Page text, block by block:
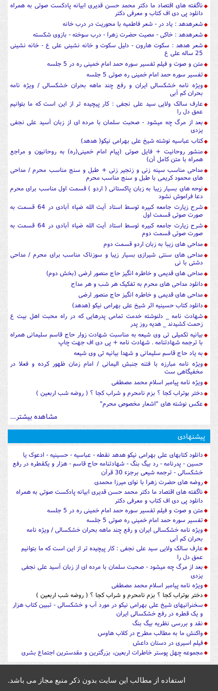
ناگفته های اقتصاد ما دکتر محمد حسن قدیری ابیانه پادکست صوتی به همراه
دانلود پی دی اف کتاب و معرفی دکتر
شعرهدهد : یاد در - شعر فاطمیه با محوریت در درب خانه
شعرهدهد : خاکی - مصیت حضرت زهرا - درب سوخته - بازوی شکسته
شعر هدهد : سکوت هارون - دلیل سکوت و خانه نشینی علی ع - خانه نشینی
25 ساله علی ع
متن و صوت و فیلم تفسیر سوره حمد امام خمینی ره در 5 جلسه
تفسیر سوره حمد امام خمینی ره صوتی 5 جلسه
ویژه نامه خشکسالی ایران و رفع چند ماهه بحران خشکسالی / ویژه نامه
بحران کم آبی
عارف سالک ولایی سید علی نجفی : کار پیچیده تر از این است که ما بتوانیم
عمق دل را
بعد از مرگ چه میشود - صحبت سلمان با مرده ای از زبان آسید علی نجفی
یزدی
کتاب عباسیه نوشته شیخ علی بهرامی نیکو( هدهد)
منشور روحانیت + فایل صوتی (پیام امام خمینی(ره) به روحانیون و مراجع
همراه با متن کامل آن)
مداحی مناسب سینه زنی و زنجیر زنی + طبل و سنج مناسب محرم / مداحی
های محمود کریمی با طبل و سنج مناسب محرم
نوحه های بسیار زیبا به زبان پاکستانی ( اردو ) قسمت اول مناسب برای محرم
دعا فراموش نشود
شرح زیارت جامعه کبیره توسط استاد آیت الله ضیاء آبادی در 64 قسمت به
صورت صوتی قسمت اول
شرح زیارت جامعه کبیره توسط استاد آیت الله ضیاء آبادی در 64 قسمت به
صورت صوتی قسمت دوم
مداحی های زیبا به زبان اردو قسمت دوم
مداحی های سنتی شیرازی بسیار زیبا و سوزناک مناسب برای محرم / مداحی
دشتی با نی
مداحی های قدیمی و خاطره انگیز حاج منصور ارضی (بخش دوم)
دانلود مداحی های محرم به تفکیک هر شب و هر مداح
مداحی های قدیمی و خاطره انگیز حاج منصور ارضی
دانلود کتاب حسینیه اثر شیخ علی بهرامی نیکو (هدهد)
شهادت نامه _ دلنوشته خدمت تمامی پدرهایی که در راه محبت اهل بیت ع
زحمت کشیدند _ هدیه روز پدر
بیانیه تکمیلی تی وی شیعه به مناسبت شهادت زوار حاج قاسم سلیمانی همراه
با ترجمه شهادتنامه . شهادت نامه + پی دی اف جهت چاپ
به یاد حاج قاسم سلیمانی و شهدا بیانیه تی وی شیعه
ویژه نامه مبارزه با فتنه جنبش الیمانی / امام زمان ظهور کرده و فعلا در
مخفیگاهی ست
ویژه نامه پیامبر اسلام محمد مصطفی
دختر بوتراب کجا ؟ بزم نامحرم و شراب کجا ؟ ( روضه شب اربعین )
عکس نوشته های "اشعار مخصوص محرم"
مشاهده بیشتر...
پیشنهادی
دانلود کتابهای علی بهرامی نیکو هدهد نقطه - عباسیه - حسینیه - ادعوک یا
حسین - پدرنامه - رد بیگ بنگ - شهادتنامه حاج قاسم - هزار و یکقطره در رفع
خشکسالی - ترجمه شیعی برجزء 30 قرآن
روضه های حضرت زهرا با نوای میرزا محمدی
ناگفته های اقتصاد ما دکتر محمد حسن قدیری ابیانه پادکست صوتی به همراه
دانلود پی دی اف کتاب و معرفی دکتر
متن و صوت و فیلم تفسیر سوره حمد امام خمینی ره در 5 جلسه
تفسیر سوره حمد امام خمینی ره صوتی 5 جلسه
ویژه نامه خشکسالی ایران و رفع چند ماهه بحران خشکسالی / ویژه نامه
بحران کم آبی
عارف سالک ولایی سید علی نجفی : کار پیچیده تر از این است که ما بتوانیم
عمق دل را
بعد از مرگ چه میشود - صحبت سلمان با مرده ای از زبان آسید علی نجفی
یزدی
ویژه نامه پیامبر اسلام محمد مصطفی
دختر بوتراب کجا ؟ بزم نامحرم و شراب کجا ؟ ( روضه شب اربعین )
سخنرانیهای شیخ علی بهرامی نیکو در مورد آب و خشکسالی - تببین کتاب هزار
و یک قطره در رفع خشکسالی ایران
نقد و بررسی نظریه بیگ بنگ
واکنش ما به مطالب مطرح در کلاب هاوس
فیلم اسیری در دستان داعش
مجموعه چهل پوستر خاطرات اربعین، بزرگترین و مقدسترین اجتماع بشری
استفاده از مطالب این سایت بدون ذکر منبع مجاز می باشد.